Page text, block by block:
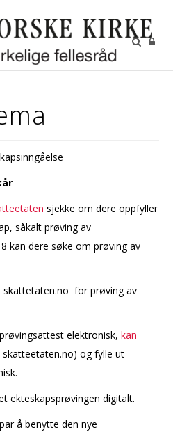
sjekke om dere oppfyller
såkalt prøving av
kan dere søke om prøving av
skattetaten.no for prøving av
elektronisk, kan
skatteetaten.no) og fylle ut
ekteskapsprøvingen digitalt.
å benytte den nye